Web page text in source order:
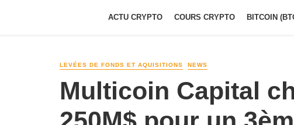
ACTU CRYPTO COURS CRYPTO BITCOIN
LEVÉES DE FONDS ET AQUISITIONS NEWS
Multicoin Capital